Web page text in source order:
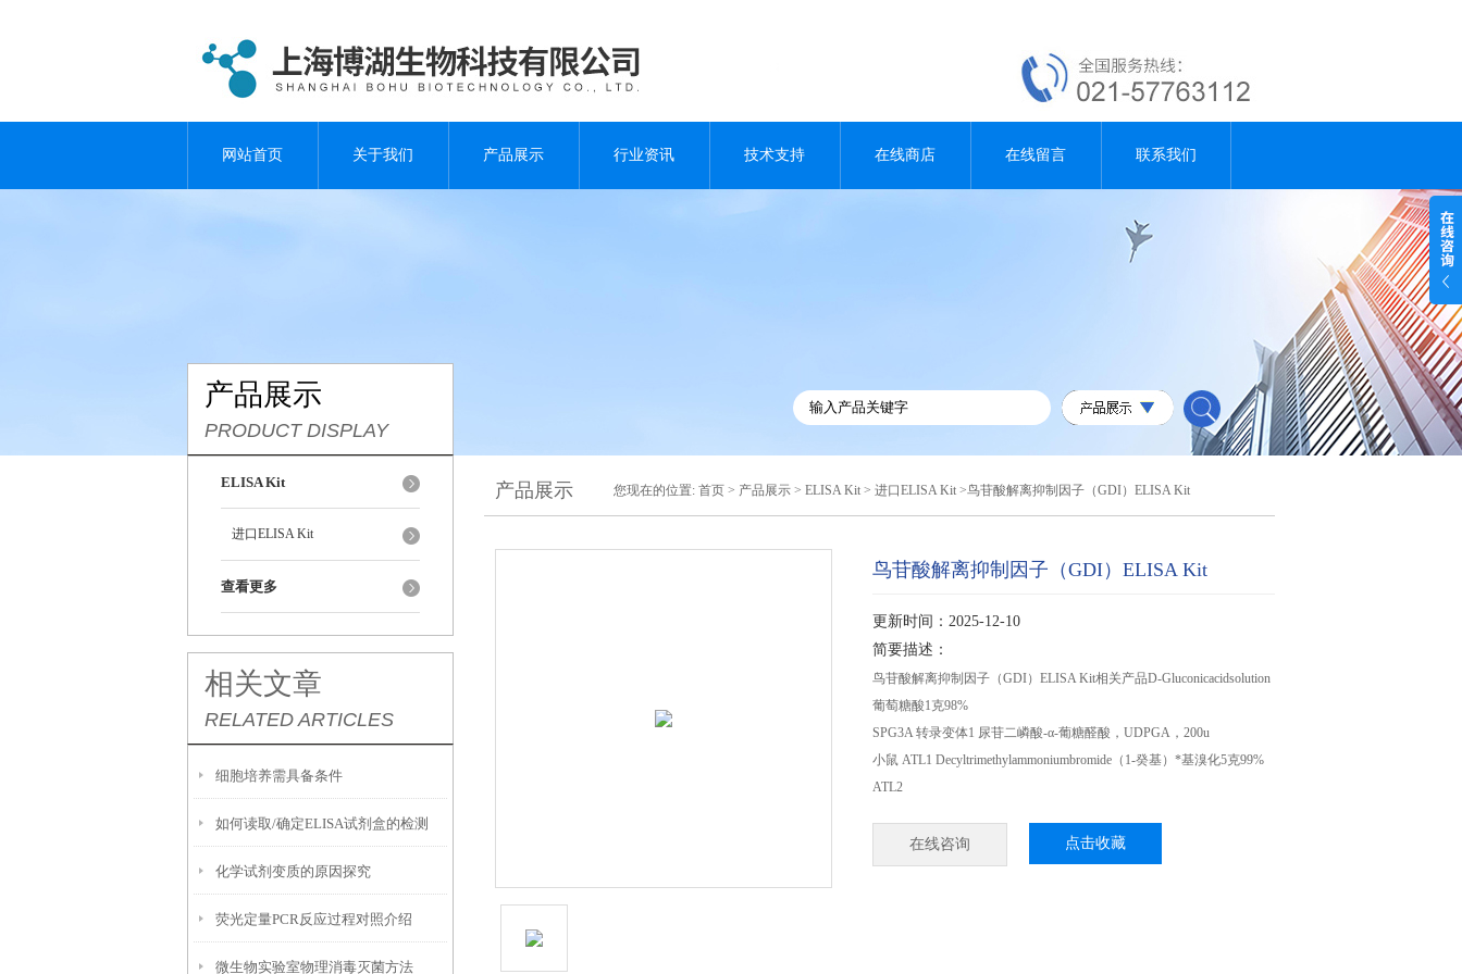
网站首页 关于我们 产品展示 行业资讯 技术支持 在线商店 在线留言 联系我们
产品展示
PRODUCT DISPLAY
ELISA Kit
进口ELISA Kit
查看更多
相关文章
RELATED ARTICLES
细胞培养需具备条件
如何读取/确定ELISA试剂盒的检测
限？
化学试剂变质的原因探究
荧光定量PCR反应过程对照介绍
微生物实验室物理消毒灭菌方法
产品展示 您现在的位置: 首页 > 产品展示 > ELISA Kit > 进口ELISA Kit >鸟苷酸解离抑制因子（GDI）ELISA Kit
鸟苷酸解离抑制因子（GDI）ELISA Kit
更新时间：2025-12-10
简要描述：
鸟苷酸解离抑制因子（GDI）ELISA Kit相关产品D-Gluconicacidsolution
葡萄糖酸1克98%
SPG3A 转录变体1 尿苷二嶙酸-α-葡糖醛酸，UDPGA，200u
小鼠 ATL1 Decyltrimethylammoniumbromide（1-癸基）*基溴化5克99%
ATL2
在线咨询 点击收藏